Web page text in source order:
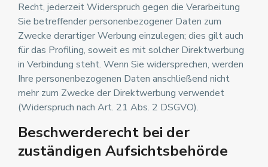
Recht, jederzeit Widerspruch gegen die Verarbeitung
Sie betreffender personenbezogener Daten zum
Zwecke derartiger Werbung einzulegen; dies gilt auch
für das Profiling, soweit es mit solcher Direktwerbung
in Verbindung steht. Wenn Sie widersprechen, werden
Ihre personenbezogenen Daten anschließend nicht
mehr zum Zwecke der Direktwerbung verwendet
(Widerspruch nach Art. 21 Abs. 2 DSGVO).
Beschwerderecht bei der
zuständigen Aufsichtsbehörde